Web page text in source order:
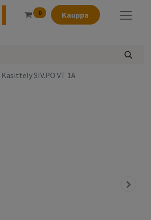
0 Kauppa
Käsittely SIV.PO VT 1A